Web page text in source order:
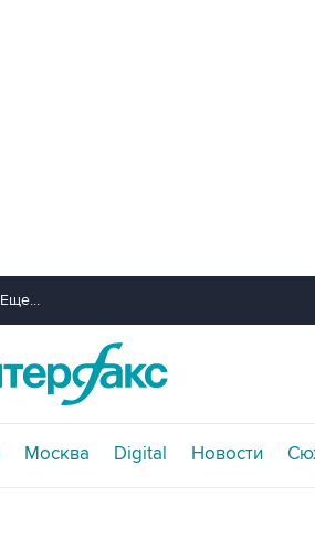
Еще...
Москва Digital Новости